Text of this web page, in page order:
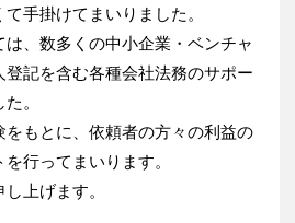
手掛けてまいりました。
、数多くの中小企業・ベンチャ
登記を含む各種会社法務のサポー
。
をもとに、依頼者の方々の利益の
行ってまいります。
上げます。